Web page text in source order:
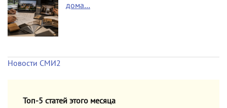
дома…
Новости СМИ2
Топ-5 статей этого месяца